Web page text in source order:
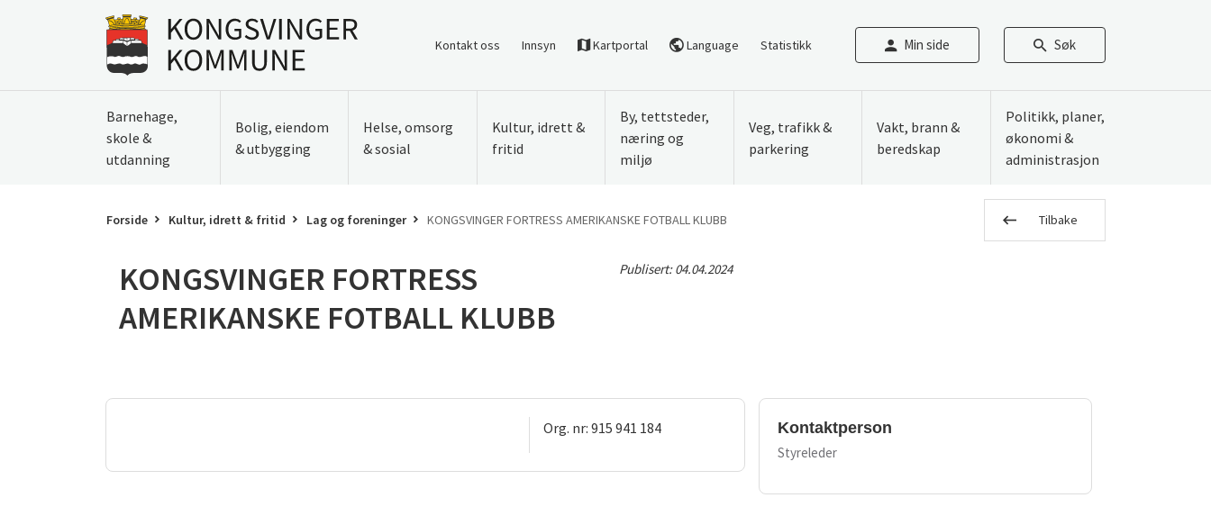
Gå til forsiden
Kontakt oss Innsyn Kartportal Language Statistikk Min side Søk
Barnehage,
skole &
utdanning
Bolig, eiendom
& utbygging
Helse, omsorg
& sosial
Kultur, idrett &
fritid
By, tettsteder,
næring og
miljø
Veg, trafikk &
parkering
Vakt, brann &
beredskap
Politikk, planer,
økonomi &
administrasjon
Forside Kultur, idrett & fritid Lag og foreninger KONGSVINGER FORTRESS AMERIKANSKE FOTBALL KLUBB Tilbake
KONGSVINGER FORTRESS
AMERIKANSKE FOTBALL KLUBB
Publisert:04.04.2024
Org. nr: 915 941 184 Kontaktperson
Styreleder